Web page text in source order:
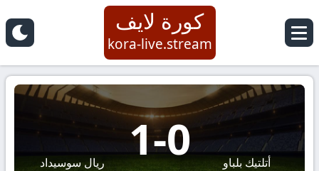
كورة لايف
kora-live.stream
أتلتيك بلباو 0
-
1 ريال سوسيداد